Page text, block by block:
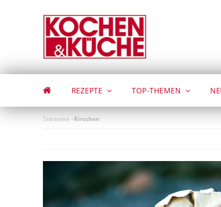
REZEPTE TOP-THEMEN
Startseite -Kirschen